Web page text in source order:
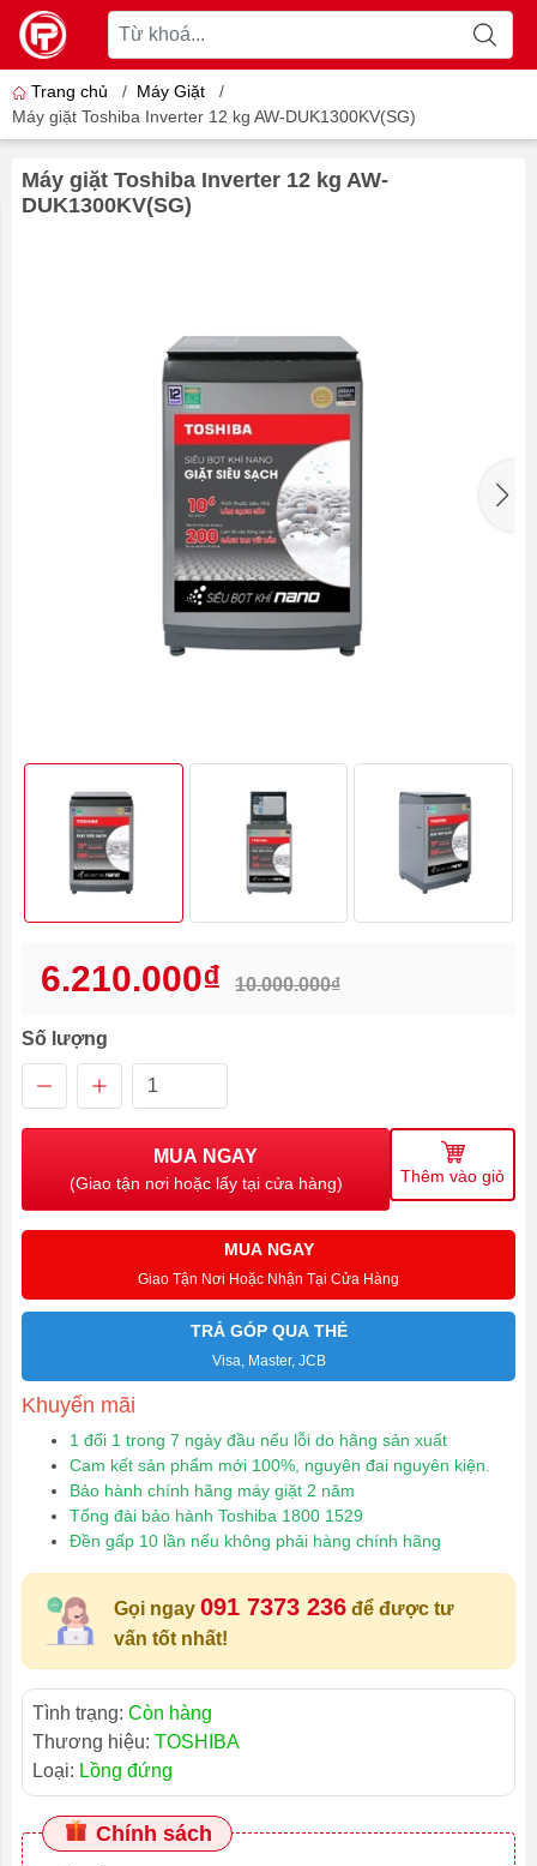
Trang chủ / Máy Giặt
/
Máy giặt Toshiba Inverter 12 kg AW-DUK1300KV(SG)
Máy giặt Toshiba Inverter 12 kg AW-
DUK1300KV(SG)
6.210.000₫ 10.000.000₫
Số lượng
MUA NGAY
(Giao tận nơi hoặc lấy tại cửa hàng) Thêm vào giỏ
MUA NGAY
Giao Tận Nơi Hoặc Nhận Tại Cửa Hàng
TRẢ GÓP QUA THẺ
Visa, Master, JCB
Khuyến mãi
1 đổi 1 trong 7 ngày đầu nếu lỗi do hãng sản xuất
Cam kết sản phẩm mới 100%, nguyên đai nguyên kiện.
Bảo hành chính hãng máy giặt 2 năm
Tổng đài bảo hành Toshiba 1800 1529
Đền gấp 10 lần nếu không phải hàng chính hãng
Gọi ngay 091 7373 236 để được tư
vấn tốt nhất!
Tình trạng: Còn hàng
Thương hiệu: TOSHIBA
Loại: Lồng đứng
Chính sách